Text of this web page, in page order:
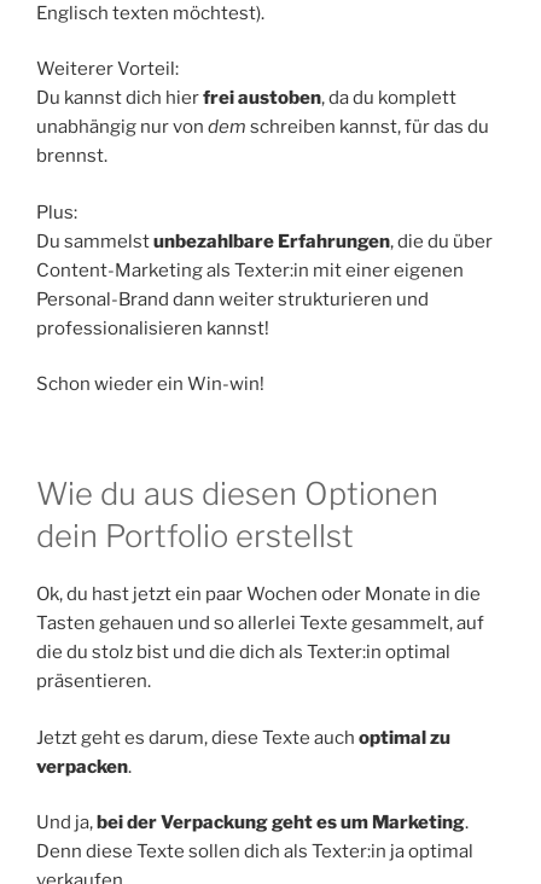
Englisch texten möchtest).
Weiterer Vorteil:
Du kannst dich hierfrei austoben, da du komplett
unabhängig nur von dem schreiben kannst, für das du
brennst.
Plus:
Du sammelstunbezahlbare Erfahrungen, die du über
Content-Marketing als Texter:in mit einer eigenen
Personal-Brand dann weiter strukturieren und
professionalisieren kannst!
Schon wieder ein Win-win!
Wie du aus diesen Optionen
dein Portfolio erstellst
Ok, du hast jetzt ein paar Wochen oder Monate in die
Tasten gehauen und so allerlei Texte gesammelt, auf
die du stolz bist und die dich als Texter:in optimal
präsentieren.
Jetzt geht es darum, diese Texte auch optimal zu
verpacken.
Und ja,bei der Verpackung geht es um Marketing.
Denn diese Texte sollen dich als Texter:in ja optimal